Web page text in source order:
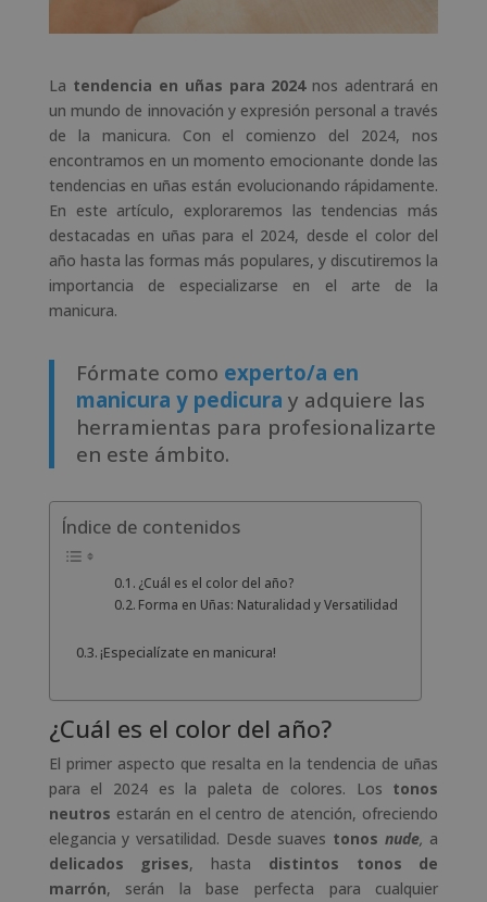
La tendencia en uñas para 2024nos adentrará en
un mundo de innovación y expresión personal a través
de la manicura. Con el comienzo del 2024, nos
encontramos en un momento emocionante donde las
tendencias en uñas están evolucionando rápidamente.
En este artículo, exploraremos las tendencias más
destacadas en uñas para el 2024, desde el color del
año hasta las formas más populares, y discutiremos la
importancia de especializarse en el arte de la
manicura.
Fórmate como experto/a en
manicura y pedicura y adquiere las
herramientas para profesionalizarte
en este ámbito.
Índice de contenidos
¿Cuál es el color del año?
Forma en Uñas: Naturalidad y Versatilidad
¡Especialízate en manicura!
¿Cuál es el color del año?
El primer aspecto que resalta en la tendencia de uñas
para el 2024 es la paleta de colores. Los tonos
neutros estarán en el centro de atención, ofreciendo
elegancia y versatilidad. Desde suaves tonos nude, a
delicados grises, hasta distintos tonos de
marrón, serán la base perfecta para cualquier